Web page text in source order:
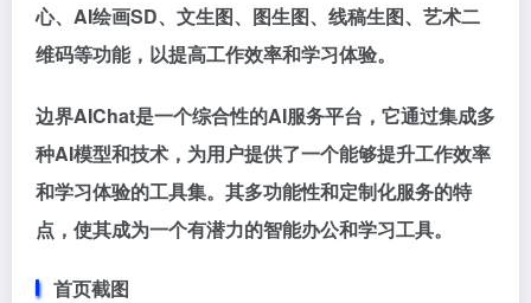
心、AI绘画SD、文生图、图生图、线稿生图、艺术二
维码等功能，以提高工作效率和学习体验。
边界AIChat是一个综合性的AI服务平台，它通过集成多
种AI模型和技术，为用户提供了一个能够提升工作效率
和学习体验的工具集。其多功能性和定制化服务的特
点，使其成为一个有潜力的智能办公和学习工具。
首页截图